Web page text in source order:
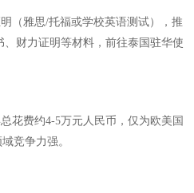
（雅思/托福或学校英语测试），推
财力证明等材料，前往泰国驻华使
花费约4-5万元人民币，仅为欧美国
竞争力强。